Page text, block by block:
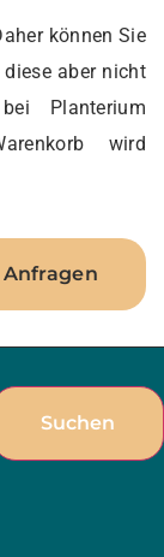
können Sie
aber nicht
Planterium
wird